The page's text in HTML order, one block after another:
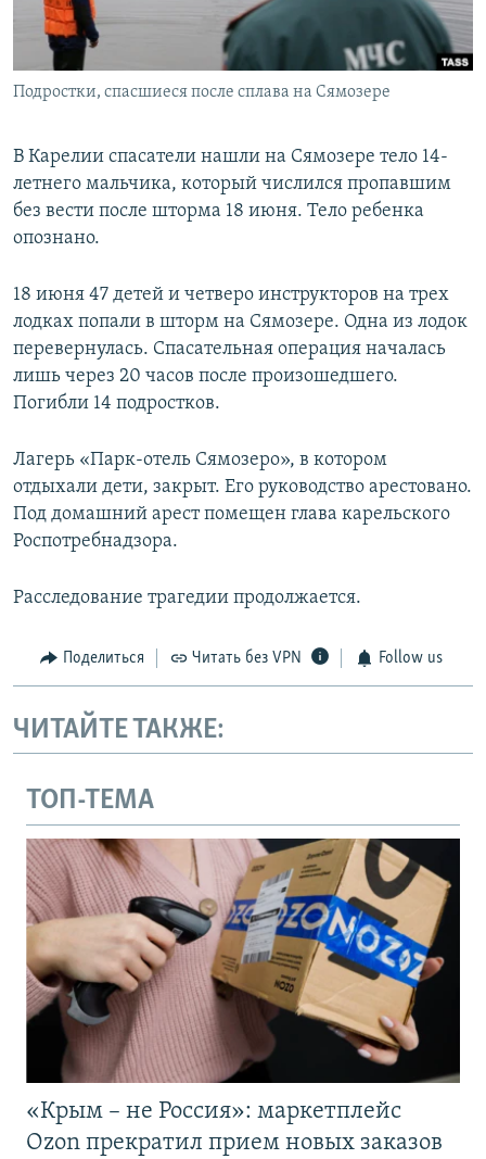
ПОБЕДИТЕЛЕЙ НЕ СУДЯТ?
КРЫМ.НЕПОКОРЕННЫЙ
ELIFBE
ПРИСОЕДИНЯЙТЕСЬ!
Все сайты RFE/RL
Подростки, спасшиеся после сплава на Сямозере
В Карелии спасатели нашли на Сямозере тело 14-
летнего мальчика, который числился пропавшим
без вести после шторма 18 июня. Тело ребенка
опознано.
18 июня 47 детей и четверо инструкторов на трех
лодках попали в шторм на Сямозере. Одна из лодок
перевернулась. Спасательная операция началась
лишь через 20 часов после произошедшего.
Погибли 14 подростков.
Лагерь «Парк-отель Сямозеро», в котором
отдыхали дети, закрыт. Его руководство арестовано.
Под домашний арест помещен глава карельского
Роспотребнадзора.
Расследование трагедии продолжается.
Поделиться Читать без VPN Follow us
ЧИТАЙТЕ ТАКЖЕ:
ТОП-ТЕМА
«Крым – не Россия»: маркетплейс
Ozon прекратил прием новых заказов